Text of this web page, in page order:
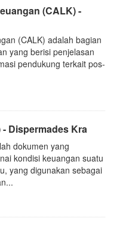
(CALK) -
(CALK) adalah bagian
yang berisi penjelasan
pendukung terkait pos-
Dispermades Kra
dokumen yang
kondisi keuangan suatu
yang digunakan sebagai